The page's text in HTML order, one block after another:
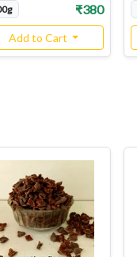
₹380
Add to Cart